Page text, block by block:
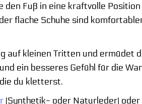
Fuß in eine kraftvolle
flache Schuhe sind
auf kleinen Tritten und ermüdet
ein besseres Gefühl für die
du kletterst.
(Synthetik- oder Naturleder)